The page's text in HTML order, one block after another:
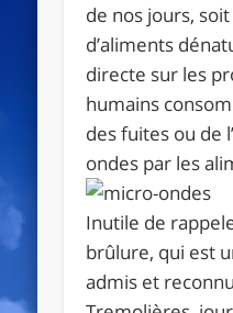
de nos jours,
d’aliments
directe sur les
humains
des fuites ou de
ondes par les
Inutile de
brûlure, qui est
admis et